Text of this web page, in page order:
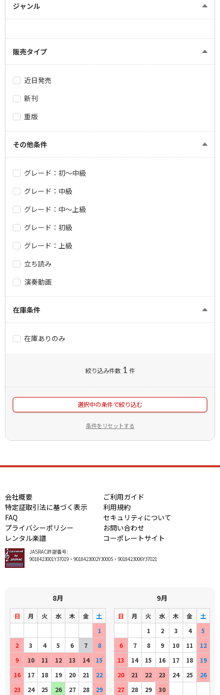
ジャンル
販売タイプ
近日発売
新刊
重版
その他条件
グレード：初～中級
グレード：中級
グレード：中～上級
グレード：初級
グレード：上級
立ち読み
演奏動画
在庫条件
在庫ありのみ
絞り込み件数 1 件
選択中の条件で絞り込む
条件をリセットする
会社概要
ご利用ガイド
特定証取引法に基づく表示
利用規約
FAQ
セキュリティについて
プライバシーポリシー
お問い合わせ
レンタル楽譜
コーポレートサイト
JASRAC許諾番号:
9018423001Y37019・9018423002Y30005・9018423006Y37021
8月
日 月 火 水 木 金
土
1
2
3 4 5 6 7
8
9
10 11 12 13 14
15
16
17 18 19 20 21
22
23
24 25 26 27 28 29
9月
日 月 火 水 木 金
土
1
2 3 4
5
6
7 8 9 10 11
12
13
14 15 16 17 18
19
20
21 22 23 24 25
26
27
28 29 30